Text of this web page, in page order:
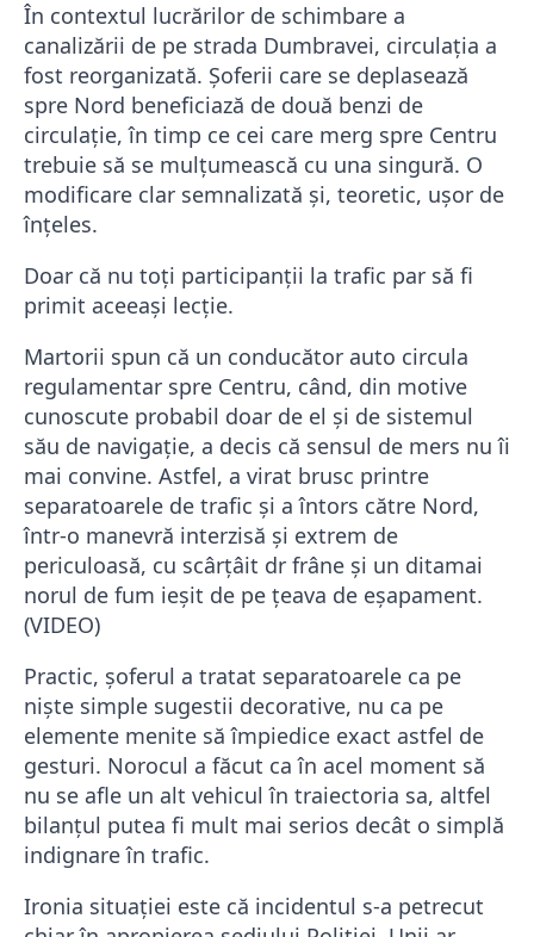
În contextul lucrărilor de schimbare a
canalizării de pe strada Dumbravei, circulația a
fost reorganizată. Șoferii care se deplasează
spre Nord beneficiază de două benzi de
circulație, în timp ce cei care merg spre Centru
trebuie să se mulțumească cu una singură. O
modificare clar semnalizată și, teoretic, ușor de
înțeles.
Doar că nu toți participanții la trafic par să fi
primit aceeași lecție.
Martorii spun că un conducător auto circula
regulamentar spre Centru, când, din motive
cunoscute probabil doar de el și de sistemul
său de navigație, a decis că sensul de mers nu îi
mai convine. Astfel, a virat brusc printre
separatoarele de trafic și a întors către Nord,
într-o manevră interzisă și extrem de
periculoasă, cu scârțâit dr frâne și un ditamai
norul de fum ieșit de pe țeava de eșapament.
(VIDEO)
Practic, șoferul a tratat separatoarele ca pe
niște simple sugestii decorative, nu ca pe
elemente menite să împiedice exact astfel de
gesturi. Norocul a făcut ca în acel moment să
nu se afle un alt vehicul în traiectoria sa, altfel
bilanțul putea fi mult mai serios decât o simplă
indignare în trafic.
Ironia situației este că incidentul s-a petrecut